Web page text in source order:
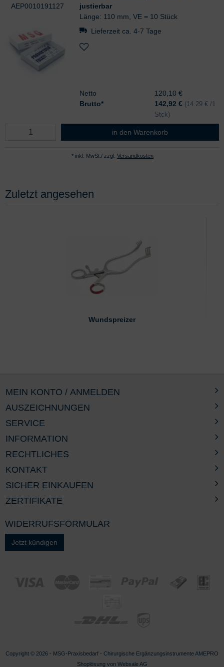
AEP0010191127
justierbar
Länge: 110 mm, VE = 10 Stück
Lieferzeit ca. 4-7 Tage
Netto
120,10 €
Brutto*
142,92 € (14.29 € /1
Stck)
Wundspreizer stumpf 3:2 Zähne
in den Warenkorb
* inkl. MwSt./ zzgl. Versandkosten
Zuletzt angesehen
Wundspreizer
AUSZEICHNUNGEN
SERVICE
INFORMATION
RECHTLICHES
MEIN KONTO / ANMELDEN
KONTAKT
SICHER EINKAUFEN
ZERTIFIKATE
WIDERRUFSFORMULAR
Jetzt kündigen
Copyright © 2026 - MSG-Praxisbedarf - Chirurgische Ergänzungsinstrumente AMEPRO
Shoplösung von Websale AG